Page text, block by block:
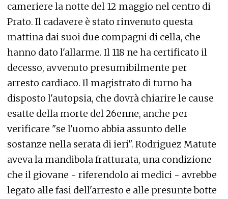
cameriere la notte del 12 maggio nel centro di
Prato. Il cadavere è stato rinvenuto questa
mattina dai suoi due compagni di cella, che
hanno dato l'allarme. Il 118 ne ha certificato il
decesso, avvenuto presumibilmente per
arresto cardiaco. Il magistrato di turno ha
disposto l'autopsia, che dovrà chiarire le cause
esatte della morte del 26enne, anche per
verificare "se l'uomo abbia assunto delle
sostanze nella serata di ieri". Rodriguez Matute
aveva la mandibola fratturata, una condizione
che il giovane - riferendolo ai medici - avrebbe
legato alle fasi dell'arresto e alle presunte botte